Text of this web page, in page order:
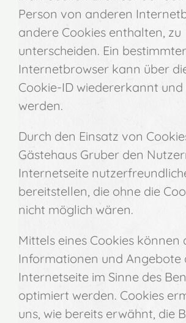
Person von anderen
andere Cookies enthalten, zu
unterscheiden. Ein bestimmter
Internetbrowser kann über
Cookie-ID wiedererkannt
werden.
Durch den Einsatz von
Gästehaus Gruber den
Internetseite
bereitstellen, die ohne die
nicht möglich wären.
Mittels eines Cookies können
Informationen und Angebote
Internetseite im Sinne des
optimiert werden. Cookies
uns, wie bereits erwähnt, die